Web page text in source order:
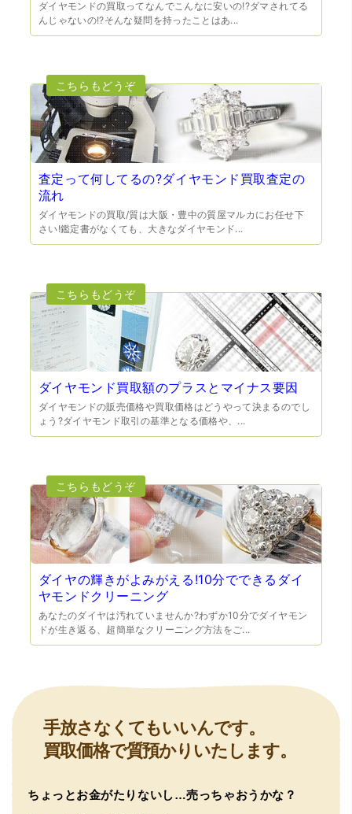
いう不安が最初は有りましたが、面倒な営業トークも一切
なく安心して任せられました。 ありがとうございます。
（兵庫県宝塚市）預かって頂くときに持っていた方の宝石
何かあった時にはこちらでお願いしたいと思いました。
（大阪府池田市）とても親切で丁寧な対応に感激いたしま
当にありがとうございました。
（豊中市西泉丘）初めて利用しましたが、とても親切丁寧
に査定をして頂き思いもよらない価格をいただきました。
ダイヤモンドの買取ってなんでこんなに安いの!?ダマされてる
んじゃないの!?そんな疑問を持ったことはあ...
査定って何してるの?ダイヤモンド買取査定の
流れ
ダイヤモンドの買取/質は大阪・豊中の質屋マルカにお任せ下
さい!鑑定書がなくても、大きなダイヤモンド...
ダイヤモンド買取額のプラスとマイナス要因
ダイヤモンドの販売価格や買取価格はどうやって決まるのでし
ょう?ダイヤモンド取引の基準となる価格や、...
ダイヤの輝きがよみがえる!10分でできるダイ
ヤモンドクリーニング
あなたのダイヤは汚れていませんか?わずか10分でダイヤモン
ドが生き返る、超簡単なクリーニング方法をご...
手放さなくてもいいんです。
買取価格で質預かりいたします。
ちょっとお金がたりないし…売っちゃおうかな？